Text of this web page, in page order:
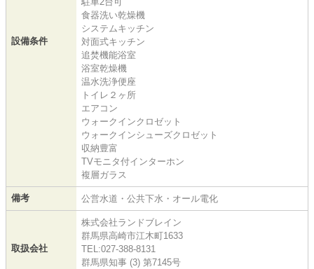
設備条件
食器洗い乾燥機
システムキッチン
対面式キッチン
追焚機能浴室
浴室乾燥機
温水洗浄便座
トイレ２ヶ所
エアコン
ウォークインクロゼット
ウォークインシューズクロゼット
収納豊富
TVモニタ付インターホン
複層ガラス
備考 公営水道・公共下水・オール電化
取扱会社
株式会社ランドブレイン
群馬県高崎市江木町1633
TEL:027-388-8131
群馬県知事 (3) 第7145号